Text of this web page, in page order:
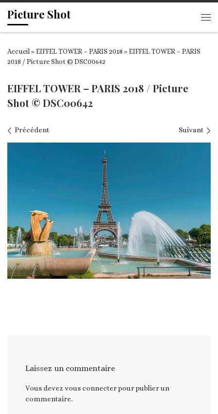
Passer au contenu
Picture Shot
Accueil» EIFFEL TOWER – PARIS 2018 » EIFFEL TOWER – PARIS
2018 / Picture Shot © DSC00642
EIFFEL TOWER – PARIS 2018 / Picture
Shot © DSC00642
Navigation des images
Précédent Suivant
Laissez un commentaire
Vous devez vous connecterpour publier un
commentaire.